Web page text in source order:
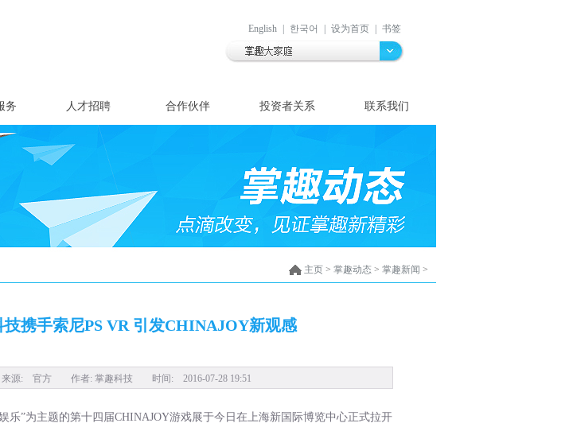
English 한국어 设为首页 书签
务 人才招聘 合作伙伴 投资者关系 联系我们
主页 > 掌趣动态 > 掌趣新闻 >
技携手索尼PS VR 引发CHINAJOY新观感
来源: 官方 作者: 掌趣科技 时间: 2016-07-28 19:51
”为主题的第十四届CHINAJOY游戏展于今日在上海新国际博览中心正式拉开